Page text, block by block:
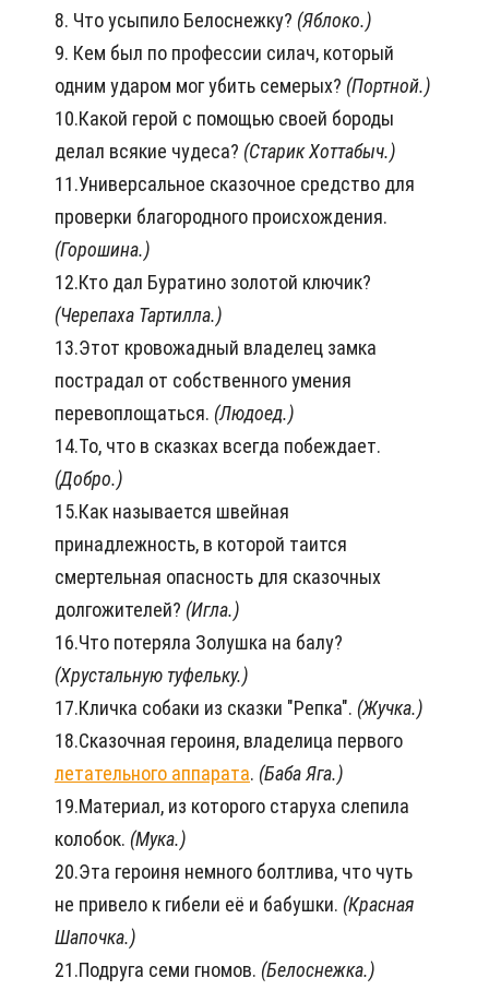
8. Что усыпило Белоснежку? (Яблоко.)
9. Кем был по профессии силач, который
одним ударом мог убить семерых? (Портной.)
10.Какой герой с помощью своей бороды
делал всякие чудеса? (Старик Хоттабыч.)
11.Универсальное сказочное средство для
проверки благородного происхождения.
(Горошина.)
12.Кто дал Буратино золотой ключик?
(Черепаха Тартилла.)
13.Этот кровожадный владелец замка
пострадал от собственного умения
перевоплощаться. (Людоед.)
14.То, что в сказках всегда побеждает.
(Добро.)
15.Как называется швейная
принадлежность, в которой таится
смертельная опасность для сказочных
долгожителей? (Игла.)
16.Что потеряла Золушка на балу?
(Хрустальную туфельку.)
17.Кличка собаки из сказки "Репка". (Жучка.)
18.Сказочная героиня, владелица первого
летательного аппарата. (Баба Яга.)
19.Материал, из которого старуха слепила
колобок. (Мука.)
20.Эта героиня немного болтлива, что чуть
не привело к гибели её и бабушки. (Красная
Шапочка.)
21.Подруга семи гномов. (Белоснежка.)